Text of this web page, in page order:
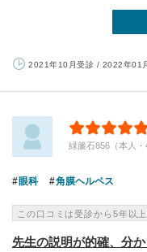
2021年10月受診 / 2022年01
緑簾石856（本人・
眼科 角膜ヘルペス
この口コミは受診から5年以
先生の説明が的確、分